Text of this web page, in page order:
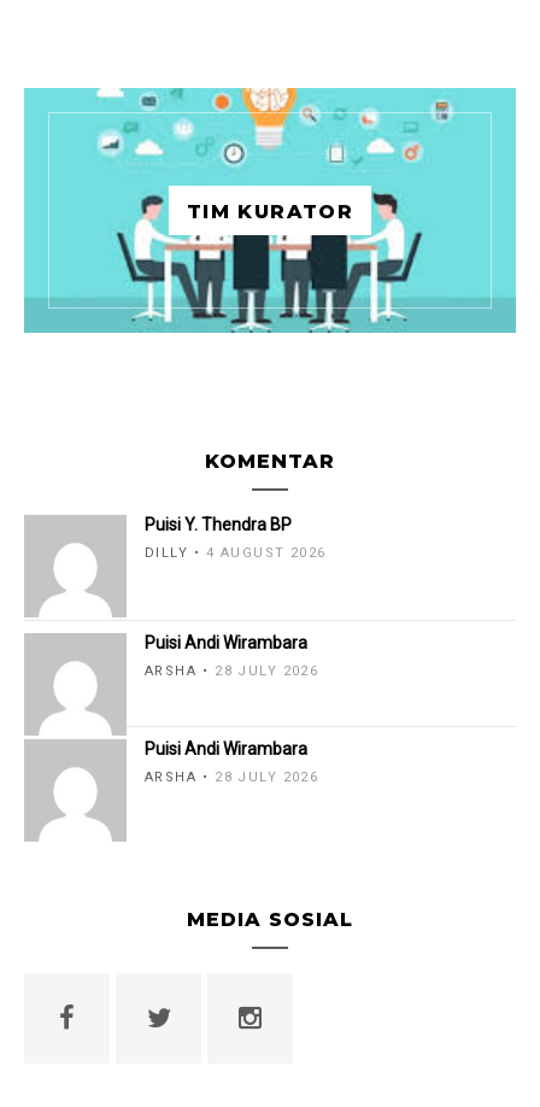
TIM KURATOR
KOMENTAR
Puisi Y. Thendra BP
DILLY 4 AUGUST 2026
Puisi Andi Wirambara
ARSHA 28 JULY 2026
Puisi Andi Wirambara
ARSHA 28 JULY 2026
MEDIA SOSIAL